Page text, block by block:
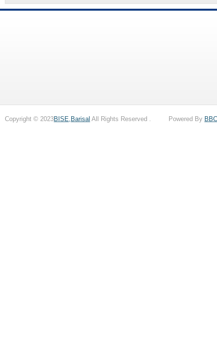
Copyright © 2023BISE,Barisal All Rights Reserved . Powered By